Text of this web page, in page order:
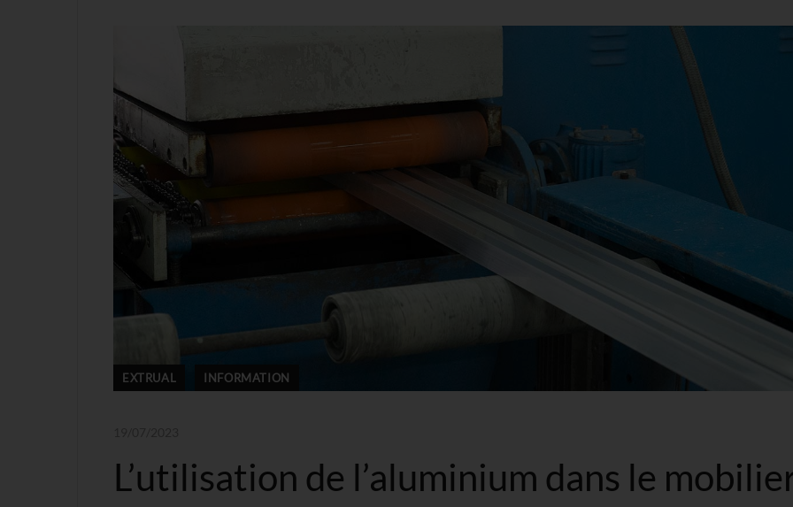
EXTRUAL INFORMATION
L’utilisation de l’aluminium dans le